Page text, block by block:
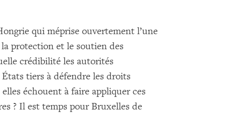
qui méprise ouvertement l’une
protection et le soutien des
crédibilité les autorités
tiers à défendre les droits
échouent à faire appliquer ces
? Il est temps pour Bruxelles de